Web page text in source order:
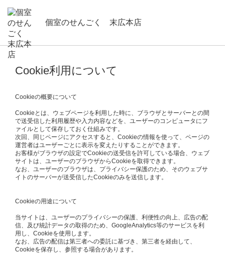
個室のせんごく 末広本店
Cookie利用について
Cookieの概要について
Cookieとは、ウェブページを利用した時に、ブラウザとサーバーとの間
で送受信した利用履歴や入力内容などを、ユーザーのコンピュータにフ
ァイルとして保存しておく仕組みです。
次回、同じページにアクセスすると、Cookieの情報を使って、ページの
運営者はユーザーごとに表示を変えたりすることができます。
お客様がブラウザの設定でCookieの送受信を許可している場合、ウェブ
サイトは、ユーザーのブラウザからCookieを取得できます。
なお、ユーザーのブラウザは、プライバシー保護のため、そのウェブサ
イトのサーバーが送受信したCookieのみを送信します。
Cookieの用途について
当サイトは、ユーザーのプライバシーの保護、利便性の向上、広告の配
信、及び統計データの取得のため、GoogleAnalytics等のサービスを利
用し、Cookieを使用します。
なお、広告の配信は第三者への委託に基づき、第三者を経由して、
Cookieを保存し、参照する場合があります。